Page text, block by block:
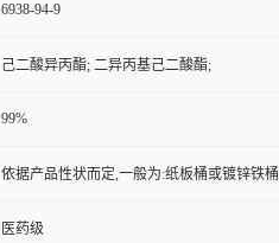
6938-94-9
己二酸异丙酯; 二异丙基己二酸酯;
99%
依据产品性状而定,一般为:纸板桶或镀锌铁桶
医药级